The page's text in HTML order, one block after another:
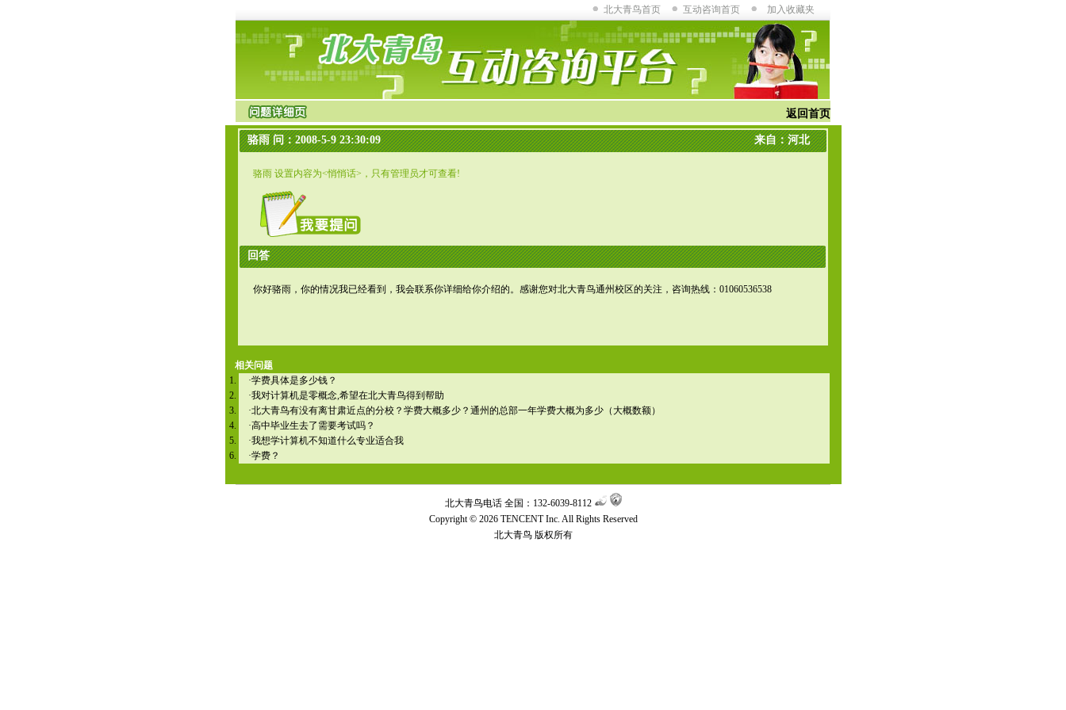
加入收藏夹
互动咨询首页
北大青鸟首页
返回首页
骆雨 问：2008-5-9 23:30:09 来自：河北
骆雨 设置内容为<悄悄话>，只有管理员才可查看!
回答
你好骆雨，你的情况我已经看到，我会联系你详细给你介绍的。感谢您对北大青鸟通州校区的关注，咨询热线：01060536538
相关问题
·学费具体是多少钱？
·我对计算机是零概念,希望在北大青鸟得到帮助
·北大青鸟有没有离甘肃近点的分校？学费大概多少？通州的总部一年学费大概为多少（大概数额）
·高中毕业生去了需要考试吗？
·我想学计算机不知道什么专业适合我
·学费？
北大青鸟电话 全国：132-6039-8112
Copyright © 2026 TENCENT Inc. All Rights Reserved
北大青鸟版权所有